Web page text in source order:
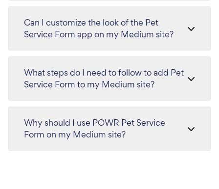
Can I customize the look of the Pet
Service Form app on my Medium site?
What steps do I need to follow to add Pet
Service Form to my Medium site?
Why should I use POWR Pet Service
Form on my Medium site?